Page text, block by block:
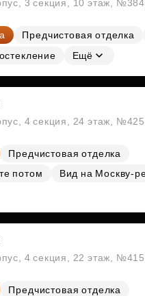
3 секция, 10 этаж, №384
Предчистовая отделка
Ещё
4 секция, 24 этаж, №425
Предчистовая отделка
потом
Вид на Москву-
4 секция, 22 этаж, №415
Предчистовая отделка